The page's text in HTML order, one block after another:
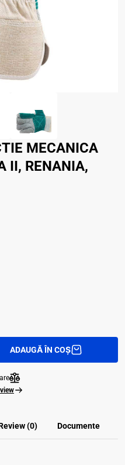
MECANICA
II, RENANIA,
ADAUGĂ ÎN COȘ
(0) Documente